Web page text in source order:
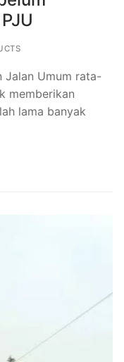
Jalan Umum rata-
memberikan
lama banyak